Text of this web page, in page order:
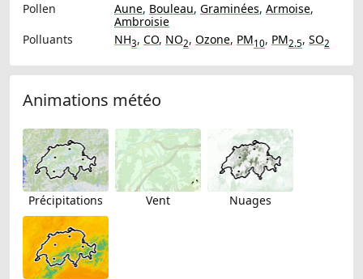
Pollen
Aune, Bouleau, Graminées, Armoise,
Ambroisie
Polluants
NH3, CO, NO2, Ozone, PM10, PM2.5, SO2
Animations météo
Précipitations Vent Nuages